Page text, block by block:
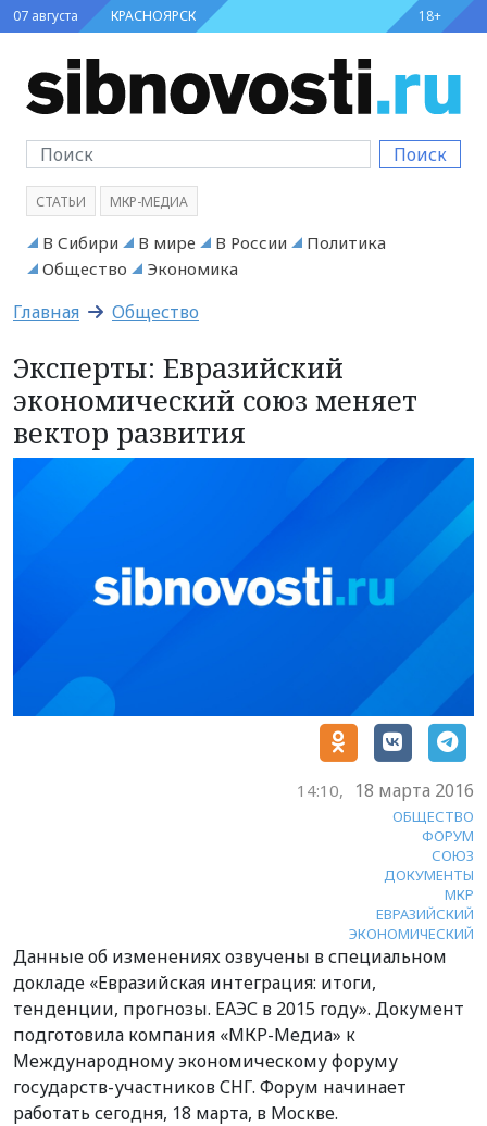
07 августа КРАСНОЯРСК 18+
Поиск
СТАТЬИ МКР-МЕДИА
В Сибири В мире В России
Политика
Общество
Экономика
Главная Общество
Эксперты: Евразийский
экономический союз меняет
вектор развития
14:10, 18 марта 2016
ОБЩЕСТВО
ФОРУМ
СОЮЗ
ДОКУМЕНТЫ
МКР
ЕВРАЗИЙСКИЙ
ЭКОНОМИЧЕСКИЙ
Данные об изменениях озвучены в специальном
докладе «Евразийская интеграция: итоги,
тенденции, прогнозы. ЕАЭС в 2015 году». Документ
подготовила компания «МКР-Медиа» к
Международному экономическому форуму
государств-участников СНГ. Форум начинает
работать сегодня, 18 марта, в Москве.